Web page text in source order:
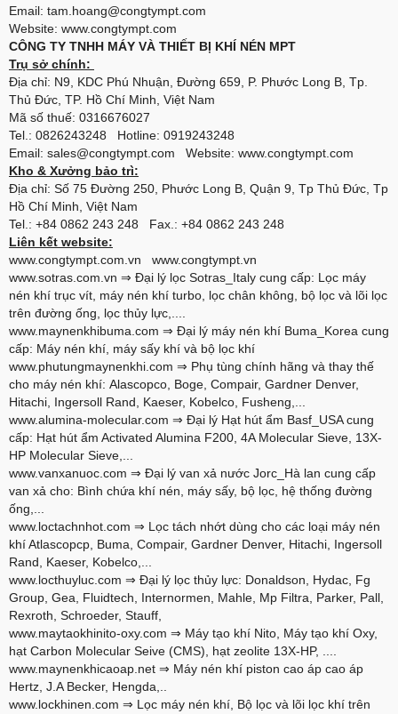
Email: tam.hoang@congtympt.com
Website: www.congtympt.com
CÔNG TY TNHH MÁY VÀ THIẾT BỊ KHÍ NÉN MPT
Trụ sở chính:
Địa chỉ: N9, KDC Phú Nhuận, Đường 659, P. Phước Long B, Tp.
Thủ Đức, TP. Hồ Chí Minh, Việt Nam
Mã số thuế: 0316676027
Tel.: 0826243248 Hotline: 0919243248
Email: sales@congtympt.com Website: www.congtympt.com
Kho & Xưởng bảo trì:
Địa chỉ: Số 75 Đường 250, Phước Long B, Quận 9, Tp Thủ Đức, Tp
Hồ Chí Minh, Việt Nam
Tel.: +84 0862 243 248 Fax.: +84 0862 243 248
Liên kết website:
www.congtympt.com.vn
www.congtympt.vn
www.sotras.com.vn ⇒ Đại lý lọc Sotras_Italy cung cấp: Lọc máy
nén khí trục vít, máy nén khí turbo, lọc chân không, bộ lọc và lõi lọc
trên đường ống, lọc thủy lực,....
www.maynenkhibuma.com ⇒ Đại lý máy nén khí Buma_Korea cung
cấp: Máy nén khí, máy sấy khí và bộ lọc khí
www.phutungmaynenkhi.com ⇒ Phụ tùng chính hãng và thay thế
cho máy nén khí: Alascopco, Boge, Compair, Gardner Denver,
Hitachi, Ingersoll Rand, Kaeser, Kobelco, Fusheng,...
www.alumina-molecular.com ⇒ Đại lý Hạt hút ẩm Basf_USA cung
cấp: Hạt hút ẩm Activated Alumina F200, 4A Molecular Sieve, 13X-
HP Molecular Sieve,...
www.vanxanuoc.com ⇒ Đại lý van xả nước Jorc_Hà lan cung cấp
van xả cho: Bình chứa khí nén, máy sấy, bộ lọc, hệ thống đường
ống,...
www.loctachnhot.com ⇒ Lọc tách nhớt dùng cho các loại máy nén
khí Atlascopcp, Buma, Compair, Gardner Denver, Hitachi, Ingersoll
Rand, Kaeser, Kobelco,...
www.locthuyluc.com ⇒ Đại lý lọc thủy lực: Donaldson, Hydac, Fg
Group, Gea, Fluidtech, Internormen, Mahle, Mp Filtra, Parker, Pall,
Rexroth, Schroeder, Stauff,
www.maytaokhinito-oxy.com ⇒ Máy tạo khí Nito, Máy tạo khí Oxy,
hạt Carbon Molecular Seive (CMS), hạt zeolite 13X-HP, ....
www.maynenkhicaoap.net ⇒ Máy nén khí piston cao áp cao áp
Hertz, J.A Becker, Hengda,..
www.lockhinen.com ⇒ Lọc máy nén khí, Bộ lọc và lõi lọc khí trên